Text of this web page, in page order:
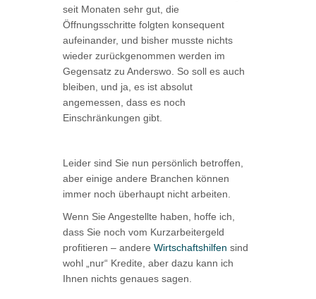
seit Monaten sehr gut, die
Öffnungsschritte folgten konsequent
aufeinander, und bisher musste nichts
wieder zurückgenommen werden im
Gegensatz zu Anderswo. So soll es auch
bleiben, und ja, es ist absolut
angemessen, dass es noch
Einschränkungen gibt.
Leider sind Sie nun persönlich betroffen,
aber einige andere Branchen können
immer noch überhaupt nicht arbeiten.
Wenn Sie Angestellte haben, hoffe ich,
dass Sie noch vom Kurzarbeitergeld
profitieren – andere Wirtschaftshilfen sind
wohl „nur“ Kredite, aber dazu kann ich
Ihnen nichts genaues sagen.